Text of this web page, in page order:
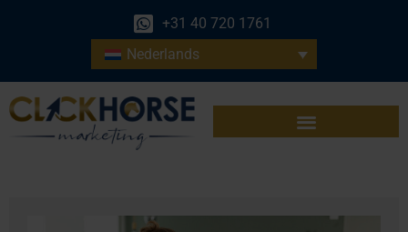
+31 40 720 1761
Nederlands